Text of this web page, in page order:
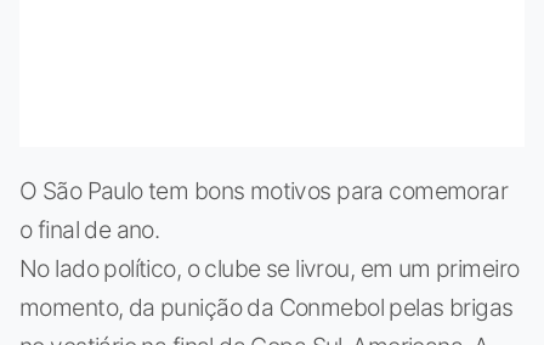
O São Paulo tem bons motivos para comemorar
o final de ano.
No lado político, o clube se livrou, em um primeiro
momento, da punição da Conmebol pelas brigas